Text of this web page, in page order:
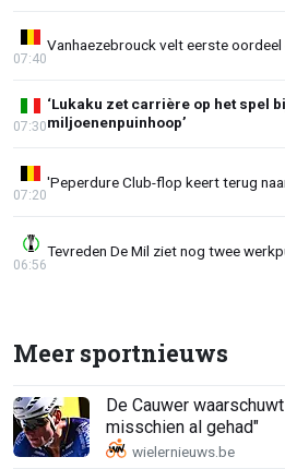
Vanhaezebrouck velt eerste
07:40
‘Lukaku zet carrière op het spel
miljoenenpuinhoop’
07:30
'Peperdure Club-flop keert terug
07:20
Tevreden De Mil ziet nog twee
06:56
Meer sportnieuws
De Cauwer
misschien al gehad"